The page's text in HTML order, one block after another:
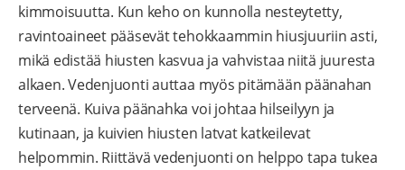
kimmoisuutta. Kun keho on kunnolla nesteytetty,
ravintoaineet pääsevät tehokkaammin hiusjuuriin asti,
mikä edistää hiusten kasvua ja vahvistaa niitä juuresta
alkaen. Vedenjuonti auttaa myös pitämään päänahan
terveenä. Kuiva päänahka voi johtaa hilseilyyn ja
kutinaan, ja kuivien hiusten latvat katkeilevat
helpommin. Riittävä vedenjuonti on helppo tapa tukea